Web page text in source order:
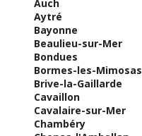
Auch
Aytré
Bayonne
Beaulieu-sur-Mer
Bondues
Bormes-les-Mimosas
Brive-la-Gaillarde
Cavaillon
Cavalaire-sur-Mer
Chambéry